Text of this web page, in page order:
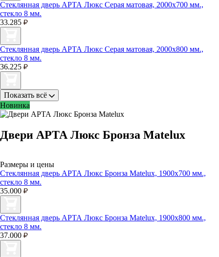
Стеклянная дверь АРТА Люкс Серая матовая, 2000х700 мм.,
стекло 8 мм.
33.285
Стеклянная дверь АРТА Люкс Серая матовая, 2000х800 мм.,
стекло 8 мм.
36.225
Показать всё
Новинка
Двери АРТА Люкс Бронза Matelux
Размеры и цены
Стеклянная дверь АРТА Люкс Бронза Matelux, 1900х700 мм.,
стекло 8 мм.
35.000
Стеклянная дверь АРТА Люкс Бронза Matelux, 1900х800 мм.,
стекло 8 мм.
37.000